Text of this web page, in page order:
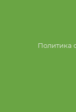
Политика